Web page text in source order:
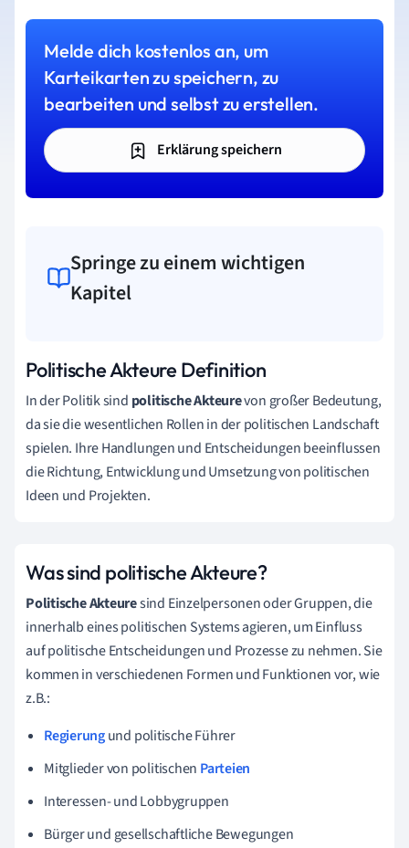
Melde dich kostenlos an, um
Karteikarten zu speichern, zu
bearbeiten und selbst zu erstellen.
Erklärung speichern
Springe zu einem wichtigen
Kapitel
Politische Akteure Definition
In der Politik sind politische Akteurevon großer Bedeutung,
da sie die wesentlichen Rollen in der politischen Landschaft
spielen. Ihre Handlungen und Entscheidungen beeinflussen
die Richtung, Entwicklung und Umsetzung von politischen
Ideen und Projekten.
Was sind politische Akteure?
Politische Akteuresind Einzelpersonen oder Gruppen, die
innerhalb eines politischen Systems agieren, um Einfluss
auf politische Entscheidungen und Prozesse zu nehmen. Sie
kommen in verschiedenen Formen und Funktionen vor, wie
z.B.:
Regierungund politische Führer
Mitglieder von politischen Parteien
Interessen- und Lobbygruppen
Bürger und gesellschaftliche Bewegungen